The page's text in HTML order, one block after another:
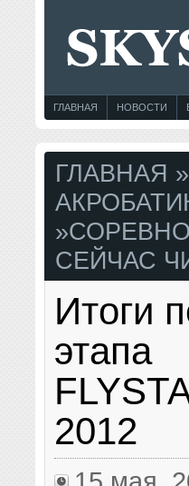
ГЛАВНАЯ НОВОСТИ
ГЛАВНАЯ »
»
СЕЙЧАС
Итоги
этапа
2012